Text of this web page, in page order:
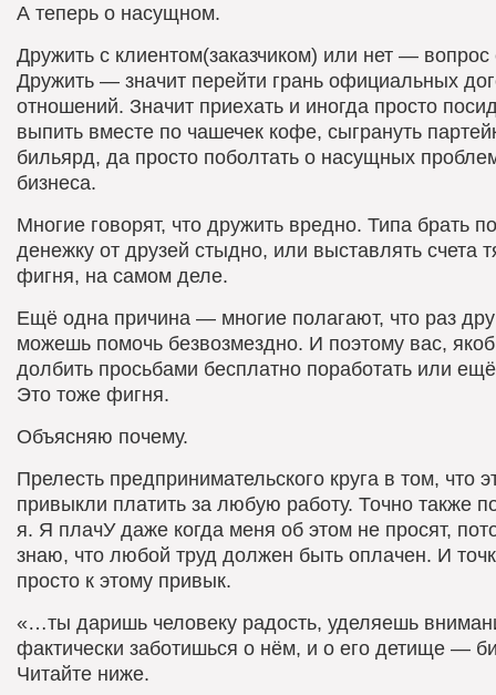
А теперь о насущном.
Дружить с клиентом(заказчиком) или нет —
Дружить — значит перейти грань официальных
отношений. Значит приехать и иногда просто
выпить вместе по чашечек кофе, сыгрануть
бильярд, да просто поболтать о насущных
бизнеса.
Многие говорят, что дружить вредно. Типа брать
денежку от друзей стыдно, или выставлять счета
фигня, на самом деле.
Ещё одна причина — многие полагают, что раз
можешь помочь безвозмездно. И поэтому вас,
долбить просьбами бесплатно поработать или
Это тоже фигня.
Объясняю почему.
Прелесть предпринимательского круга в том, что
привыкли платить за любую работу. Точно также
я. Я плачУ даже когда меня об этом не просят,
знаю, что любой труд должен быть оплачен. И
просто к этому привык.
«…ты даришь человеку радость, уделяешь
фактически заботишься о нём, и о его детище —
Читайте ниже.